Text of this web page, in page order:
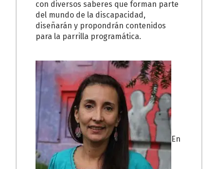
con diversos saberes que forman parte
del mundo de la discapacidad,
diseñarán y propondrán contenidos
para la parrilla programática.
En